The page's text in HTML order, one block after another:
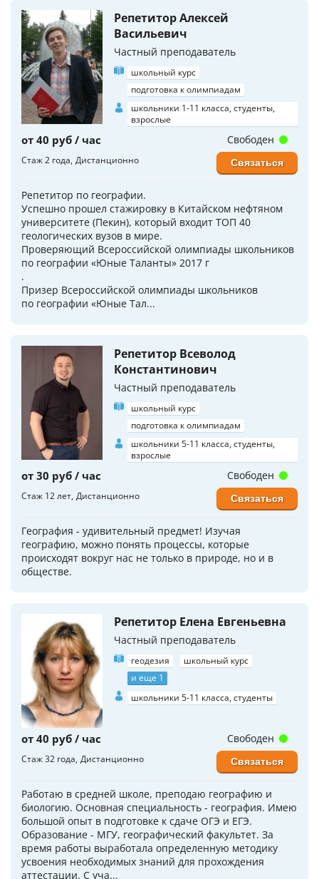
Репетитор Алексей
Васильевич
Частный преподаватель
школьный курс
подготовка к олимпиадам
школьники 1-11 класса, студенты,
взрослые
от 40 руб / час
Стаж 2 года Дистанционно
Репетитор по географии.
Успешно прошел стажировку в Китайском нефтяном
университете (Пекин), который входит ТОП 40
геологических вузов в мире.
Проверяющий Всероссийской олимпиады школьников
по географии «Юные Таланты» 2017 г
.
Призер Всероссийской олимпиады школьников
по географии «Юные Тал...
Свободен
Связаться
Репетитор Всеволод
Константинович
Частный преподаватель
школьный курс
подготовка к олимпиадам
школьники 5-11 класса, студенты,
взрослые
от 30 руб / час
Стаж 12 лет Дистанционно
География - удивительный предмет! Изучая
географию, можно понять процессы, которые
происходят вокруг нас не только в природе, но и в
обществе.
Свободен
Связаться
Репетитор Елена Евгеньевна
Частный преподаватель
геодезия
школьный курс
и еще 1
школьники 5-11 класса, студенты
от 40 руб / час
Стаж 32 года Дистанционно
Работаю в средней школе, преподаю географию и
биологию. Основная специальность - география. Имею
большой опыт в подготовке к сдаче ОГЭ и ЕГЭ.
Образование - МГУ, географический факультет. За
время работы выработала определенную методику
усвоения необходимых знаний для прохождения
аттестации. С уча...
Свободен
Связаться